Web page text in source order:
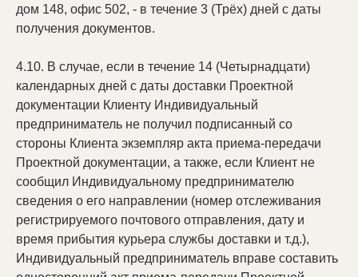
дом 148, офис 502, - в течение 3 (Трёх) дней с даты
получения документов.
4.10. В случае, если в течение 14 (Четырнадцати)
календарных дней с даты доставки Проектной
документации Клиенту Индивидуальный
предприниматель не получил подписанный со
стороны Клиента экземпляр акта приема-передачи
Проектной документации, а также, если Клиент не
сообщил Индивидуальному предпринимателю
сведения о его направлении (номер отслеживания
регистрируемого почтового отправления, дату и
время прибытия курьера службы доставки и т.д.),
Индивидуальный предприниматель вправе составить